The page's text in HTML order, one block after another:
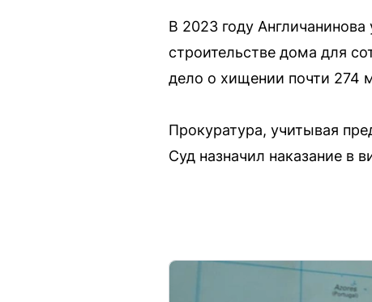
В 2023 году
строительстве дома для
дело о хищении почти 274
Прокуратура, учитывая
Суд назначил наказание в